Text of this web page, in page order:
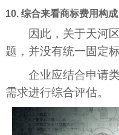
10. 综合来看商标费用构成
因此，关于天河
题，并没有统一固定标
企业应结合申请
需求进行综合评估。